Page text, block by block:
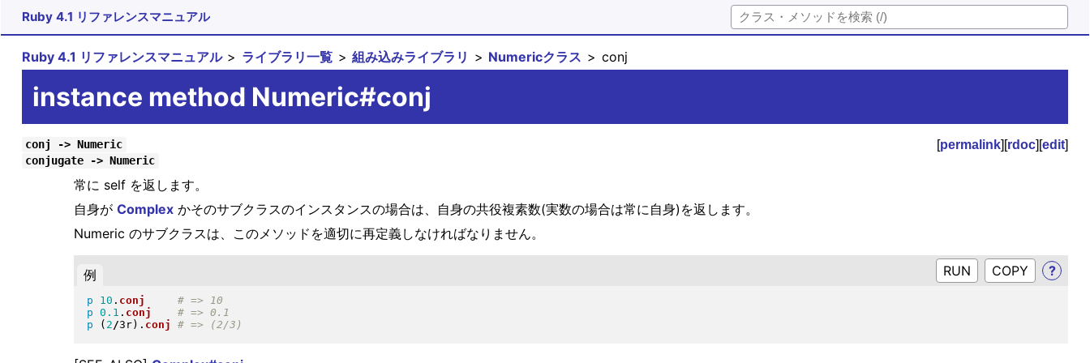
Ruby 4.1 リファレンスマニュアル
Ruby 4.1 リファレンスマニュアル ライブラリ一覧 組み込みライブラリ Numericクラス conj
instance method Numeric#conj
conj -> Numeric [permalink][rdoc][edit]
conjugate -> Numeric
常に self を返します。
自身が Complexかそのサブクラスのインスタンスの場合は、自身の共役複素数(実数の場合は常に自身)を返します。
Numeric のサブクラスは、このメソッドを適切に再定義しなければなりません。
例 RUN ?
p 10 . conj
p 0.1 . conj
p
( 2/3r) . conj